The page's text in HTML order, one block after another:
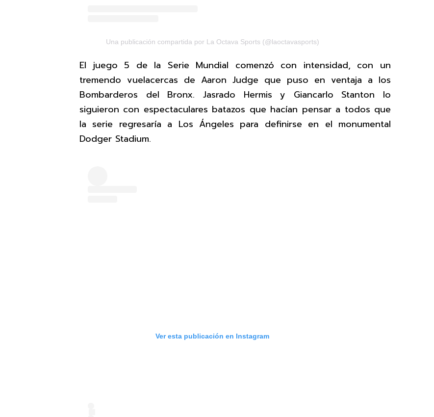
Una publicación compartida por La Octava Sports (@laoctavasports)
El juego 5 de la Serie Mundial comenzó con intensidad, con un
tremendo vuelacercas de Aaron Judge que puso en ventaja a los
Bombarderos del Bronx. Jasrado Hermis y Giancarlo Stanton lo
siguieron con espectaculares batazos que hacían pensar a todos que
la serie regresaría a Los Ángeles para definirse en el monumental
Dodger Stadium.
Ver esta publicación en Instagram